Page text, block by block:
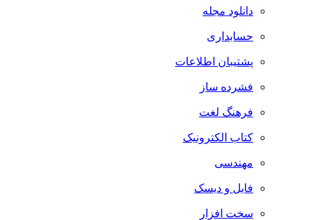
دانلود مجله
حسابداری
پشتیبان اطلاعات
فشرده ساز
فرهنگ لغت
کتاب الکترونیک
مهندسی
فایل و دیسک
سخت افزار